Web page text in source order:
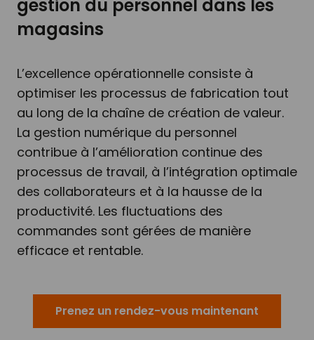
gestion du personnel dans les
magasins
L’excellence opérationnelle consiste à
optimiser les processus de fabrication tout
au long de la chaîne de création de valeur.
La gestion numérique du personnel
contribue à l’amélioration continue des
processus de travail, à l’intégration optimale
des collaborateurs et à la hausse de la
productivité. Les fluctuations des
commandes sont gérées de manière
efficace et rentable.
Prenez un rendez-vous maintenant